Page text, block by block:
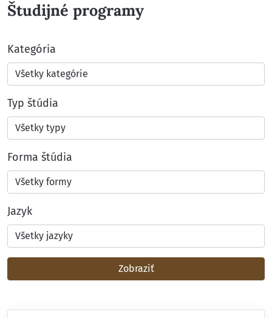
Študijné programy
Kategória
Typ štúdia
Forma štúdia
Jazyk
Zobraziť